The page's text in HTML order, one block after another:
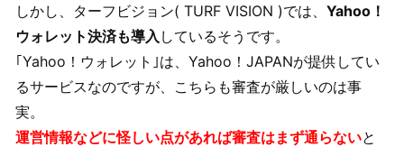
しかし、ターフビジョン( TURF VISION )では、 Yahoo！
ウォレット決済も導入 しているそうです。
｢Yahoo！ウォレット｣は、Yahoo！JAPANが提供してい
るサービスなのですが、こちらも審査が厳しいのは事
実。
運営情報などに怪しい点があれば審査はまず通らないと